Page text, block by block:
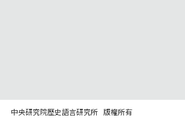
中央研究院歷史語言研究所 版權所有